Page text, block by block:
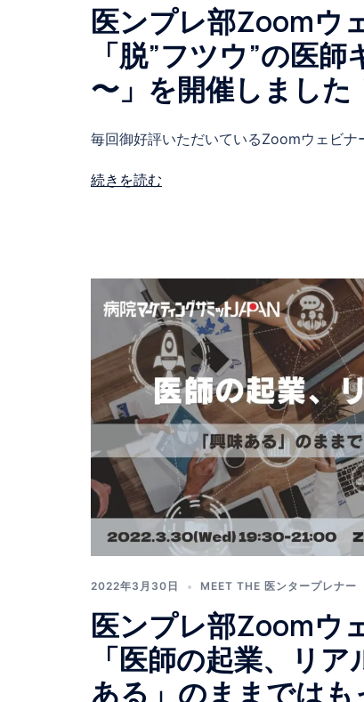
医ンプレ部Zoomウ
「脱”フツウ”の医
〜」を開催しました
毎回御好評いただいているZoomウェビ
続きを読む
2022年3月30日 MEET THE 医ンタープレナー
医ンプレ部Zoomウ
「医師の起業、リ
ある」のままではも